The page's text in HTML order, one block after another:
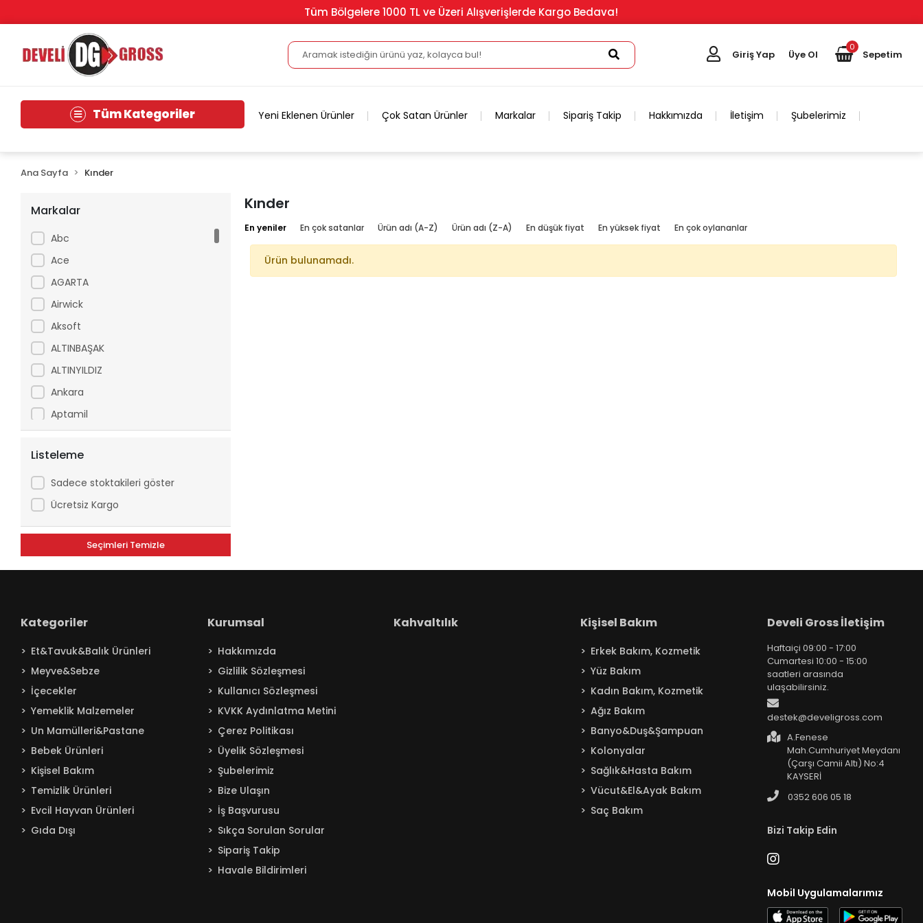
Tüm Bölgelere 1000 TL ve Üzeri Alışverişlerde Kargo Bedava!
Giriş Yap Üye Ol
0
Sepetim
Tüm Kategoriler Yeni Eklenen Ürünler Çok Satan Ürünler Markalar Sipariş Takip Hakkımızda İletişim Şubelerimiz
Ana Sayfa Kınder
Markalar
Abc
Ace
AGARTA
Airwick
Aksoft
ALTINBAŞAK
ALTINYILDIZ
Ankara
Aptamil
Ariel
Arko
Asperox
ASSE
ATILGAN
Avşar
Baby Turco
Badem
Bağdat
Bebelac
Beta
Beyaz
BEYPAZARI
Bingo
Listeleme
Sadece stoktakileri göster
Ücretsiz Kargo
Seçimleri Temizle
Kınder
En yeniler En çok satanlar Ürün adı (A-Z) Ürün adı (Z-A) En düşük fiyat En yüksek fiyat En çok oylananlar
Ürün bulunamadı.
Kategoriler
Et&Tavuk&Balık Ürünleri
Meyve&Sebze
İçecekler
Yemeklik Malzemeler
Un Mamülleri&Pastane
Bebek Ürünleri
Kişisel Bakım
Temizlik Ürünleri
Evcil Hayvan Ürünleri
Gıda Dışı
Kurumsal
Hakkımızda
Gizlilik Sözleşmesi
Kullanıcı Sözleşmesi
KVKK Aydınlatma Metini
Çerez Politikası
Üyelik Sözleşmesi
Şubelerimiz
Bize Ulaşın
İş Başvurusu
Sıkça Sorulan Sorular
Sipariş Takip
Havale Bildirimleri
Kahvaltılık Kişisel Bakım
Erkek Bakım, Kozmetik
Yüz Bakım
Kadın Bakım, Kozmetik
Ağız Bakım
Banyo&Duş&Şampuan
Kolonyalar
Sağlık&Hasta Bakım
Vücut&El&Ayak Bakım
Saç Bakım
Develi Gross İletişim
Haftaiçi 09:00 - 17:00
Cumartesi 10:00 - 15:00
saatleri arasında
ulaşabilirsiniz.
destek@develigross.com
A.Fenese
Mah.Cumhuriyet Meydanı
(Çarşı Camii Altı) No:4
KAYSERİ
0352 606 05 18
Bizi Takip Edin
Mobil Uygulamalarımız